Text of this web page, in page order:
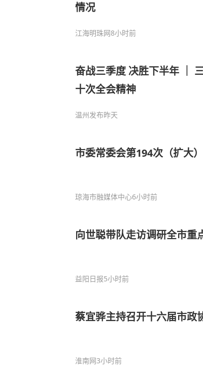
情况
江海明珠网8小时前
奋战三季度 决胜下半年 ｜
十次全会精神
温州发布昨天
市委常委会第194次（扩大
琼海市融媒体中心6小时前
向世聪带队走访调研全市重
益阳日报5小时前
蔡宜骅主持召开十六届市政
淮南网3小时前